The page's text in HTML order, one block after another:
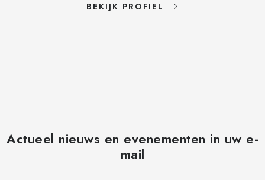
BEKIJK PROFIEL
Actueel nieuws en evenementen in uw e-
mail